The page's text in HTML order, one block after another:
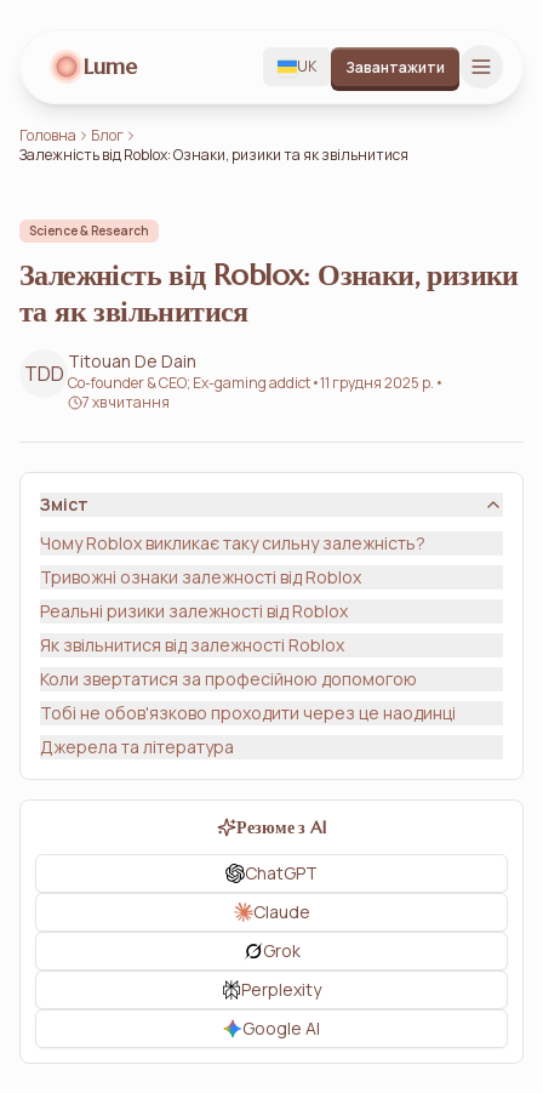
Lume UK Завантажити
Головна
Блог
Залежність від Roblox: Ознаки, ризики та як звільнитися
Science & Research
Залежність від Roblox: Ознаки, ризики
та як звільнитися
TDD Titouan De Dain
Co-founder & CEO; Ex-gaming addict•11 грудня 2025 р. •
7 хв читання
Зміст
Чому Roblox викликає таку сильну залежність?
Тривожні ознаки залежності від Roblox
Реальні ризики залежності від Roblox
Як звільнитися від залежності Roblox
Коли звертатися за професійною допомогою
Тобі не обов'язково проходити через це наодинці
Джерела та література
Резюме з AI
ChatGPT
Claude
Grok
Perplexity
Google AI